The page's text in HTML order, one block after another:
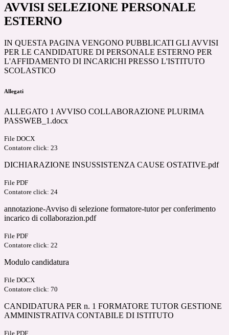
AVVISI SELEZIONE PERSONALE
ESTERNO
IN QUESTA PAGINA VENGONO PUBBLICATI GLI AVVISI
PER LE CANDIDATURE DI PERSONALE ESTERNO PER
L'AFFIDAMENTO DI INCARICHI PRESSO L'ISTITUTO
SCOLASTICO
Allegati
ALLEGATO 1 AVVISO COLLABORAZIONE PLURIMA
PASSWEB_1.docx
File DOCX
Contatore click: 23
DICHIARAZIONE INSUSSISTENZA CAUSE OSTATIVE.pdf
File PDF
Contatore click: 24
annotazione-Avviso di selezione formatore-tutor per conferimento
incarico di collaborazion.pdf
File PDF
Contatore click: 22
Modulo candidatura
File DOCX
Contatore click: 70
CANDIDATURA PER n. 1 FORMATORE TUTOR GESTIONE
AMMINISTRATIVA CONTABILE DI ISTITUTO
File PDF